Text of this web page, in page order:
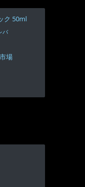
ク 50ml
バ
場